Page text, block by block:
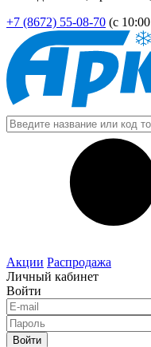
+7 (8672) 55-08-70 (с
Акции Распродажа
Личный кабинет
Войти
Войти